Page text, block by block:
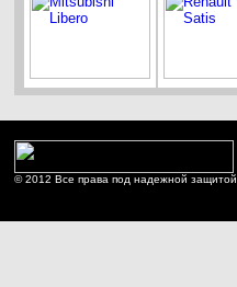
© 2012 Все права под надежной защитой.